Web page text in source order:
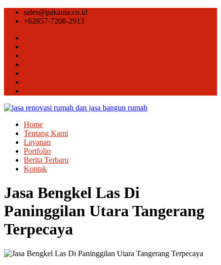
sales@pakama.co.id
+62857-7208-2913
Home
Tentang Kami
Layanan
Portfolio
Berita Terbaru
Kontak
Jasa Bengkel Las Di
Paninggilan Utara Tangerang
Terpecaya